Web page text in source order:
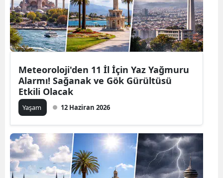
Meteoroloji'den 11 İl İçin Yaz Yağmuru
Alarmı! Sağanak ve Gök Gürültüsü
Etkili Olacak
Yaşam 12 Haziran 2026